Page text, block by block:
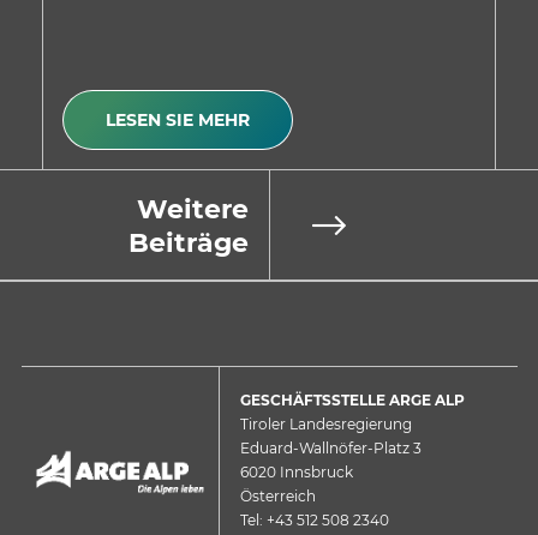
LESEN SIE MEHR
Weitere
Beiträge
GESCHÄFTSSTELLE ARGE ALP
Tiroler Landesregierung
Eduard-Wallnöfer-Platz 3
6020 Innsbruck
Österreich
Tel: +43 512 508 2340